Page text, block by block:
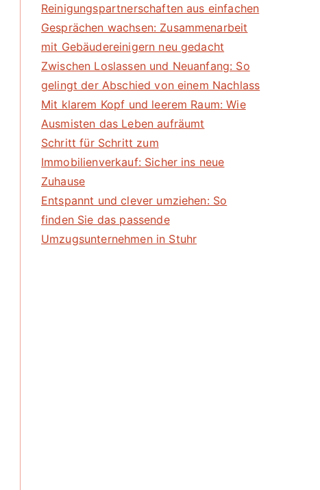
Reinigungspartnerschaften aus einfachen
Gesprächen wachsen: Zusammenarbeit
mit Gebäudereinigern neu gedacht
Zwischen Loslassen und Neuanfang: So
gelingt der Abschied von einem Nachlass
Mit klarem Kopf und leerem Raum: Wie
Ausmisten das Leben aufräumt
Schritt für Schritt zum
Immobilienverkauf: Sicher ins neue
Zuhause
Entspannt und clever umziehen: So
finden Sie das passende
Umzugsunternehmen in Stuhr